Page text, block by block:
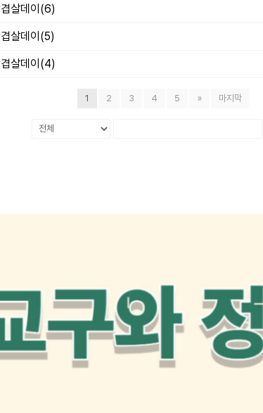
살데이(6)
살데이(5)
살데이(4)
1 2 3 4 5 » 마지막